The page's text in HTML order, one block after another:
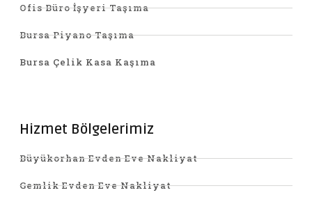
Ofis Büro İşyeri Taşıma
Bursa Piyano Taşıma
Bursa Çelik Kasa Kaşıma
Hizmet Bölgelerimiz
Büyükorhan Evden Eve Nakliyat
Gemlik Evden Eve Nakliyat